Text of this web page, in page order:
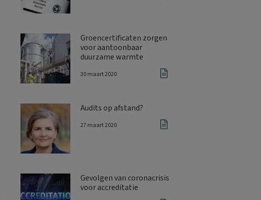
Groencertificaten zorgen
voor aantoonbaar
duurzame warmte
30 maart 2020
Audits op afstand?
27 maart 2020
Gevolgen van coronacrisis
voor accreditatie